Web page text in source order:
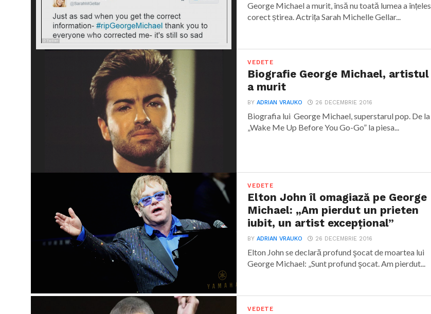
George Michael a murit, însă nu toată lumea a înțeles
corect știrea. Actrița Sarah Michelle Gellar...
VEDETE
Biografie George Michael, artistul
a murit
BYADRIAN VRAUKO 26 DECEMBRIE 2016
Biografia lui George Michael, superstarul pop. De la
„Wake Me Up Before You Go-Go” la piesa...
VEDETE
Elton John îl omagiază pe George
Michael: „Am pierdut un prieten
iubit, un artist excepţional”
BYADRIAN VRAUKO 26 DECEMBRIE 2016
Elton John se declară profund şocat de moartea lui
George Michael: „Sunt profund şocat. Am pierdut...
VEDETE